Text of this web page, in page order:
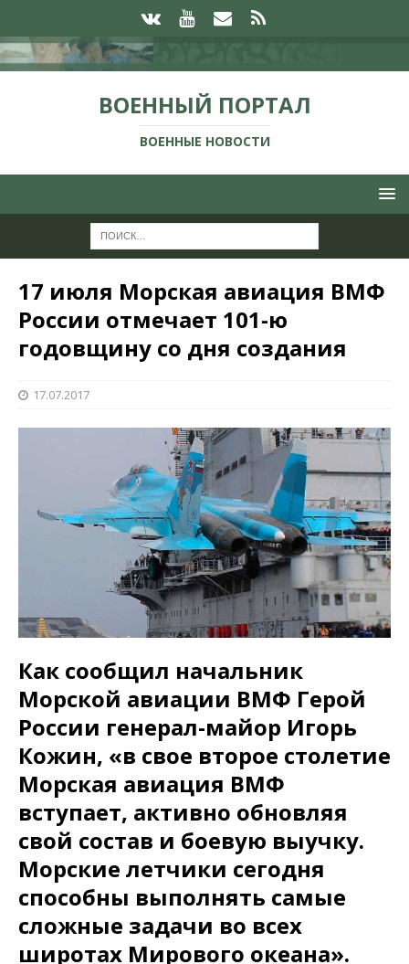
ВОЕННЫЙ ПОРТАЛ
ВОЕННЫЕ НОВОСТИ
17 июля Морская авиация ВМФ
России отмечает 101-ю
годовщину со дня создания
17.07.2017
Как сообщил начальник
Морской авиации ВМФ Герой
России генерал-майор Игорь
Кожин, «в свое второе столетие
Морская авиация ВМФ
вступает, активно обновляя
свой состав и боевую выучку.
Морские летчики сегодня
способны выполнять самые
сложные задачи во всех
широтах Мирового океана».